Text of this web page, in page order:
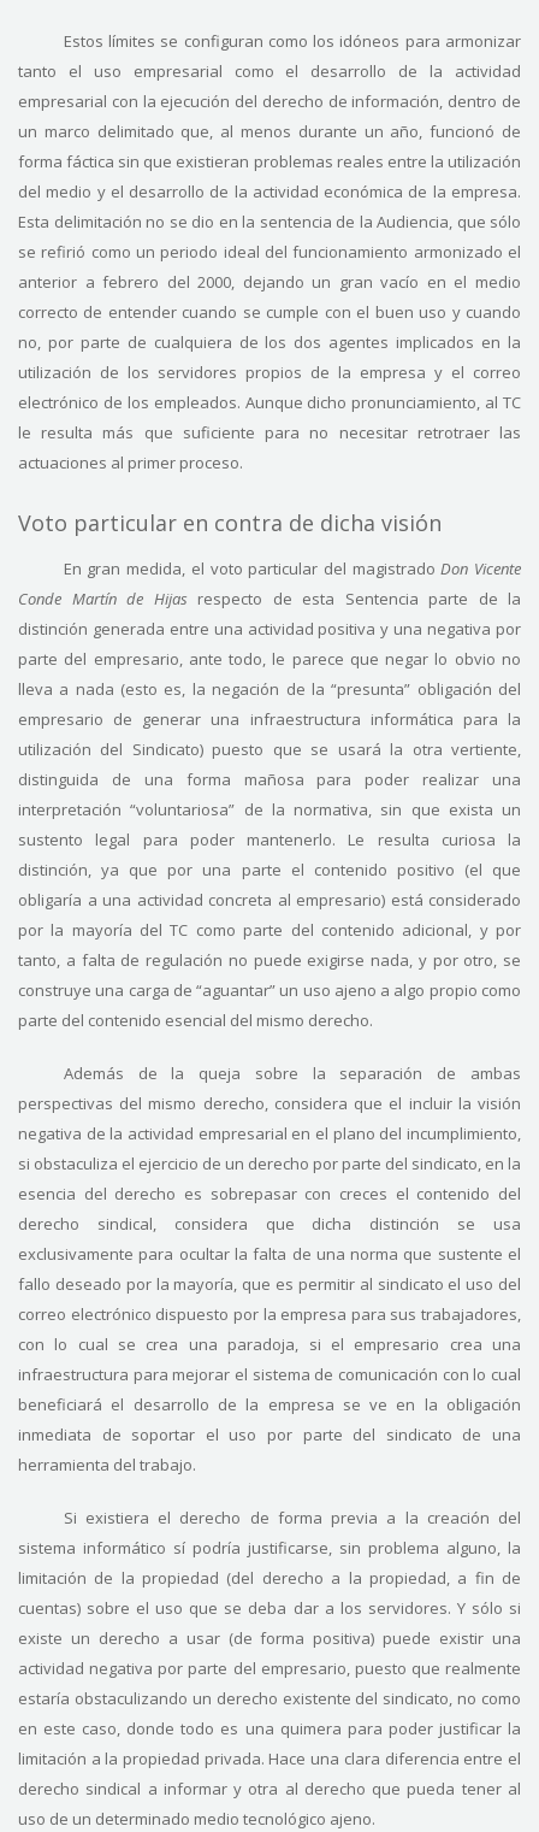
Estos límites se configuran como los idóneos para armonizar
tanto el uso empresarial como el desarrollo de la actividad
empresarial con la ejecución del derecho de información, dentro de
un marco delimitado que, al menos durante un año, funcionó de
forma fáctica sin que existieran problemas reales entre la utilización
del medio y el desarrollo de la actividad económica de la empresa.
Esta delimitación no se dio en la sentencia de la Audiencia, que sólo
se refirió como un periodo ideal del funcionamiento armonizado el
anterior a febrero del 2000, dejando un gran vacío en el medio
correcto de entender cuando se cumple con el buen uso y cuando
no, por parte de cualquiera de los dos agentes implicados en la
utilización de los servidores propios de la empresa y el correo
electrónico de los empleados. Aunque dicho pronunciamiento, al TC
le resulta más que suficiente para no necesitar retrotraer las
actuaciones al primer proceso.
Voto particular en contra de dicha visión
En gran medida, el voto particular del magistradoDon Vicente
Conde Martín de Hijas respecto de esta Sentencia parte de la
distinción generada entre una actividad positiva y una negativa por
parte del empresario, ante todo, le parece que negar lo obvio no
lleva a nada (esto es, la negación de la “presunta” obligación del
empresario de generar una infraestructura informática para la
utilización del Sindicato) puesto que se usará la otra vertiente,
distinguida de una forma mañosa para poder realizar una
interpretación “voluntariosa” de la normativa, sin que exista un
sustento legal para poder mantenerlo. Le resulta curiosa la
distinción, ya que por una parte el contenido positivo (el que
obligaría a una actividad concreta al empresario) está considerado
por la mayoría del TC como parte del contenido adicional, y por
tanto, a falta de regulación no puede exigirse nada, y por otro, se
construye una carga de “aguantar” un uso ajeno a algo propio como
parte del contenido esencial del mismo derecho.
Además de la queja sobre la separación de ambas
perspectivas del mismo derecho, considera que el incluir la visión
negativa de la actividad empresarial en el plano del incumplimiento,
si obstaculiza el ejercicio de un derecho por parte del sindicato, en la
esencia del derecho es sobrepasar con creces el contenido del
derecho sindical, considera que dicha distinción se usa
exclusivamente para ocultar la falta de una norma que sustente el
fallo deseado por la mayoría, que es permitir al sindicato el uso del
correo electrónico dispuesto por la empresa para sus trabajadores,
con lo cual se crea una paradoja, si el empresario crea una
infraestructura para mejorar el sistema de comunicación con lo cual
beneficiará el desarrollo de la empresa se ve en la obligación
inmediata de soportar el uso por parte del sindicato de una
herramienta del trabajo.
Si existiera el derecho de forma previa a la creación del
sistema informático sí podría justificarse, sin problema alguno, la
limitación de la propiedad (del derecho a la propiedad, a fin de
cuentas) sobre el uso que se deba dar a los servidores. Y sólo si
existe un derecho a usar (de forma positiva) puede existir una
actividad negativa por parte del empresario, puesto que realmente
estaría obstaculizando un derecho existente del sindicato, no como
en este caso, donde todo es una quimera para poder justificar la
limitación a la propiedad privada. Hace una clara diferencia entre el
derecho sindical a informar y otra al derecho que pueda tener al
uso de un determinado medio tecnológico ajeno.